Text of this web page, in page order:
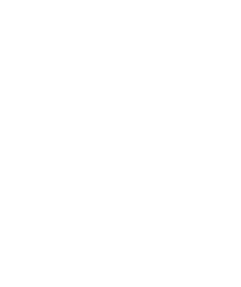
légers avec leurs contextures
aux faux-unis fabriqués à
en compte dossé deux fois 140.